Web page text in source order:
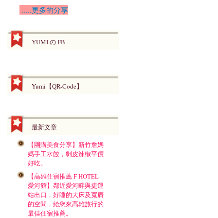
.....更多的分享
YUMI の FB
Yumi【QR-Code】
最新文章
【團購美食分享】新竹詹媽
媽手工水餃，剝皮辣椒平價
好吃。
【高雄住宿推薦 F HOTEL
愛河館】鄰近愛河畔與捷運
站出口，好睡的大床及寬廣
的空間，給您來高雄旅行的
最佳住宿推薦。